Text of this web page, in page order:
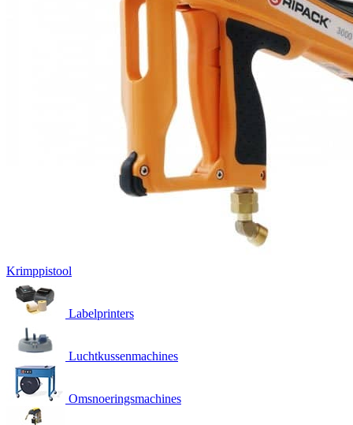
Krimppistool
Labelprinters
Luchtkussenmachines
Omsnoeringsmachines